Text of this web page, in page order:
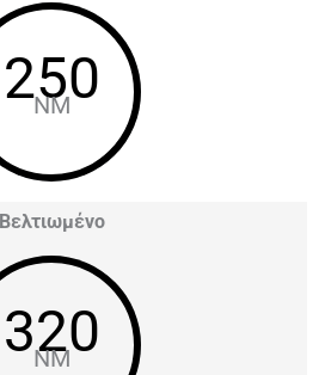
250
NM
Βελτιωμένο
320
NM